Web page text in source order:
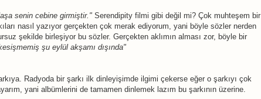
senin cebine girmiştir." Serendipity filmi gibi değil mi? Çok muhteşem bir
nasıl yazıyor gerçekten çok merak ediyorum, yani böyle sözler nerden
şekilde birleşiyor bu sözler. Gerçekten aklımın alması zor, böyle bir
şu eylül akşamı dışında"
Radyoda bir şarkı ilk dinleyişimde ilgimi çekerse eğer o şarkıyı çok
yani albümlerini de tamamen dinlemek lazım bu şarkının üzerine.